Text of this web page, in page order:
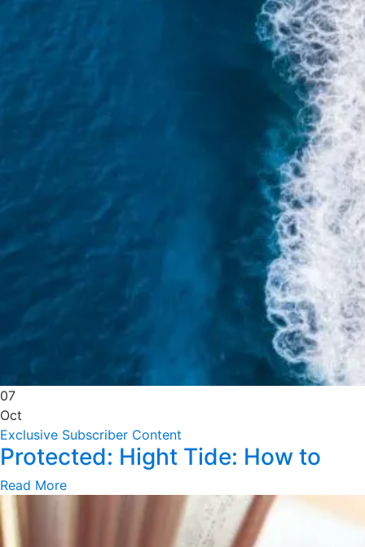
07
Oct
Exclusive Subscriber Content
Protected: Hight Tide: How to
Read More